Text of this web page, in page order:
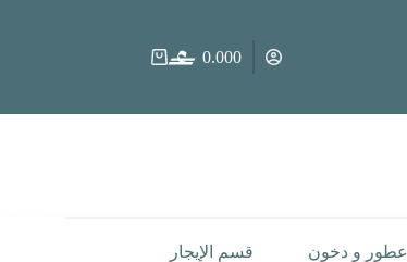
عربة
0.000
عطور و دخون قسم الإيجار